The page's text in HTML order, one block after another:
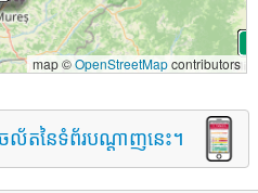
map ©OpenStreetMapcontributors
តនៃទំព័របណ្តាញនេះ។